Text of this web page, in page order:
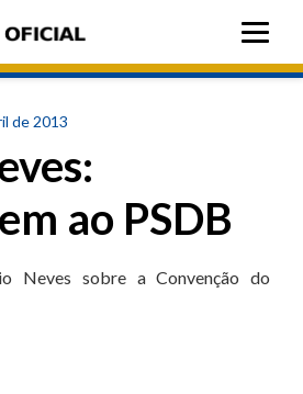
de 2013
ao PSDB
Neves sobre a Convenção do